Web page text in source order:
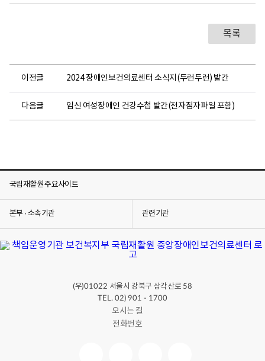
목록
이전글 2024 장애인보건의료센터 소식지(두런두런) 발간
다음글 임신 여성장애인 건강수첩 발간(전자점자파일 포함)
국립재활원 주요사이트
본부 · 소속기관 관련기관
(우)01022 서울시 강북구 삼각산로 58
TEL. 02) 901 - 1700
오시는 길
전화번호